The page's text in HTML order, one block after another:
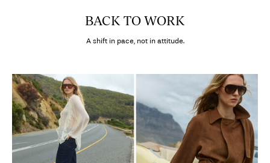
BACK TO WORK
A shift in pace, not in attitude.